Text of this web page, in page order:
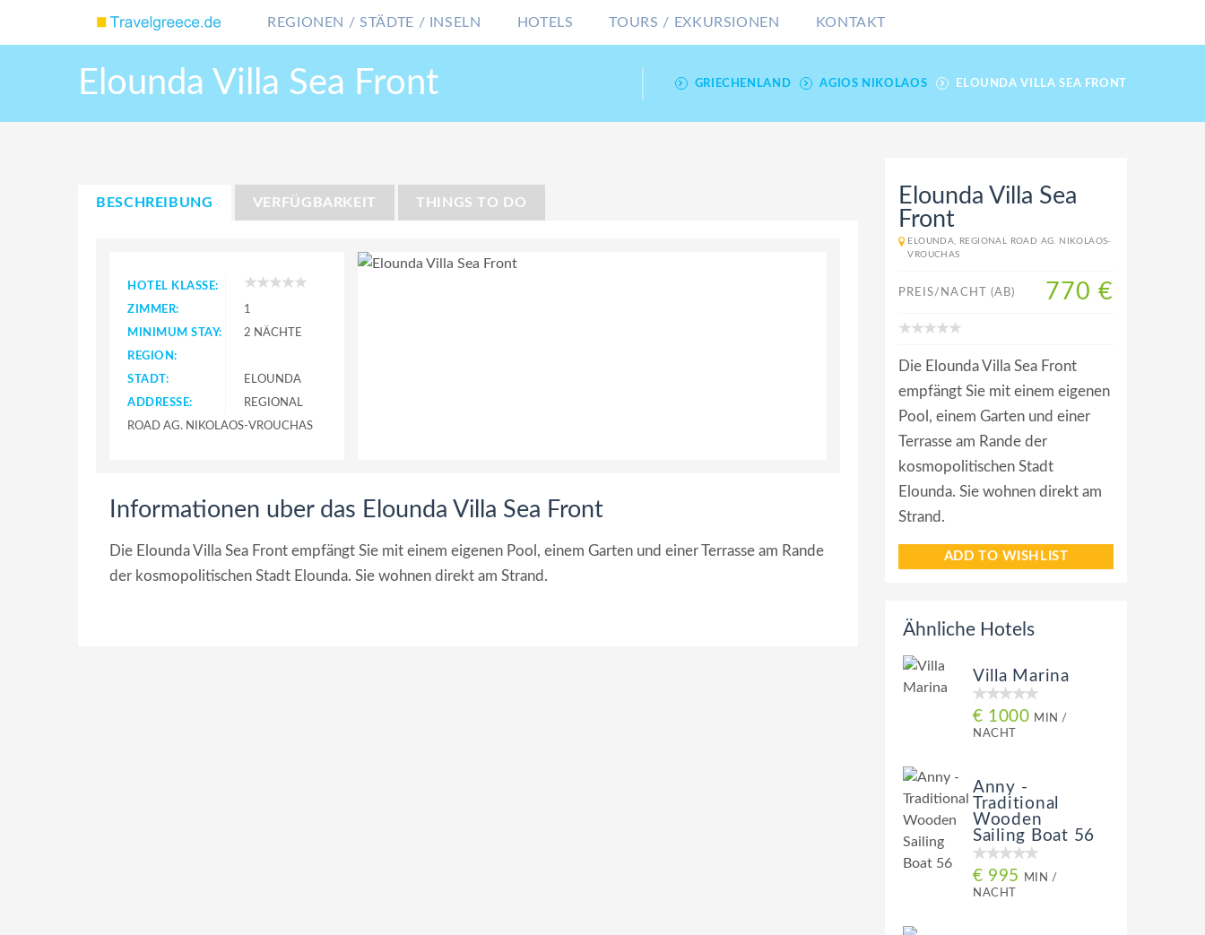
REGIONEN / STÄDTE / INSELN HOTELS TOURS / EXKURSIONEN KONTAKT
Elounda Villa Sea Front GRIECHENLAND AGIOS NIKOLAOS ELOUNDA VILLA SEA FRONT
BESCHREIBUNG VERFÜGBARKEIT THINGS TO DO
HOTEL KLASSE:
ZIMMER:
1
MINIMUM STAY:
2 NÄCHTE
REGION:
STADT:
ELOUNDA
ADDRESSE:
REGIONAL
ROAD AG. NIKOLAOS-VROUCHAS
Informationen uber das Elounda Villa Sea Front
Die Elounda Villa Sea Front empfängt Sie mit einem eigenen Pool, einem Garten und einer Terrasse am Rande
der kosmopolitischen Stadt Elounda. Sie wohnen direkt am Strand.
Elounda Villa Sea
Front
ELOUNDA, REGIONAL ROAD AG. NIKOLAOS-
VROUCHAS
PREIS/NACHT (AB) 770 €
Die Elounda Villa Sea Front
empfängt Sie mit einem eigenen
Pool, einem Garten und einer
Terrasse am Rande der
kosmopolitischen Stadt
Elounda. Sie wohnen direkt am
Strand.
ADD TO WISHLIST
Ähnliche Hotels
Villa Marina
€ 1000 MIN /
NACHT
Anny -
Traditional
Wooden
Sailing Boat 56
€ 995
MIN /
NACHT